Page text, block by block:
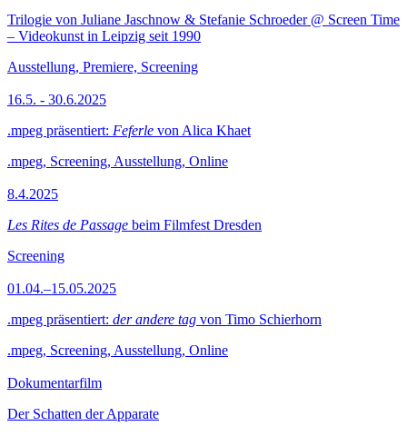
Trilogie von Juliane Jaschnow & Stefanie Schroeder @ Screen Time
– Videokunst in Leipzig seit 1990
Ausstellung, Premiere, Screening
16.5. - 30.6.2025
.mpeg präsentiert: Feferle von Alica Khaet
.mpeg, Screening, Ausstellung, Online
8.4.2025
Les Rites de Passage beim Filmfest Dresden
Screening
01.04.–15.05.2025
.mpeg präsentiert: der andere tag von Timo Schierhorn
.mpeg, Screening, Ausstellung, Online
Dokumentarfilm
Der Schatten der Apparate